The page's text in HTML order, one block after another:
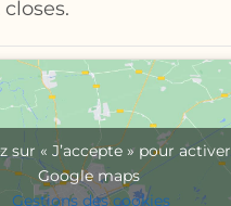
sur « J’accepte » pour activer
Google maps
Gestions des cookies